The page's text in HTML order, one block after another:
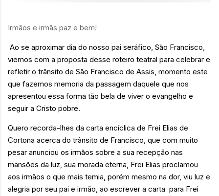
Irmãos e irmãs paz e bem!
Ao se aproximar dia do nosso pai seráfico, São Francisco,
viemos com a proposta desse roteiro teatral para celebrar e
refletir o trânsito de São Francisco de Assis, momento este
que fazemos memoria da passagem daquele que nos
apresentou essa forma tão bela de viver o evangelho e
seguir a Cristo pobre.
Quero recorda-lhes da carta encíclica de Frei Elias de
Cortona acerca do trânsito de Francisco, que com muito
pesar anunciou os irmãos sobre a sua recepção nas
mansões da luz, sua morada eterna, Frei Elias proclamou
aos irmãos o que mais temia, porém mesmo na dor, viu luz e
alegria por seu pai e irmão, ao escrever a carta para Frei